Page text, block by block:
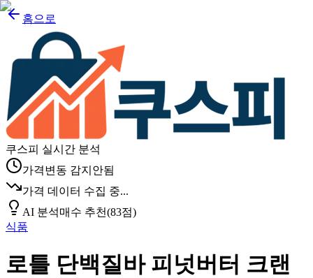
홈으로
쿠스피 실시간 분석
가격변동 감지안됨
가격 데이터 수집 중...
AI 분석매수 추천(83점)
식품
로틀 단백질바 피넛버터 크랜